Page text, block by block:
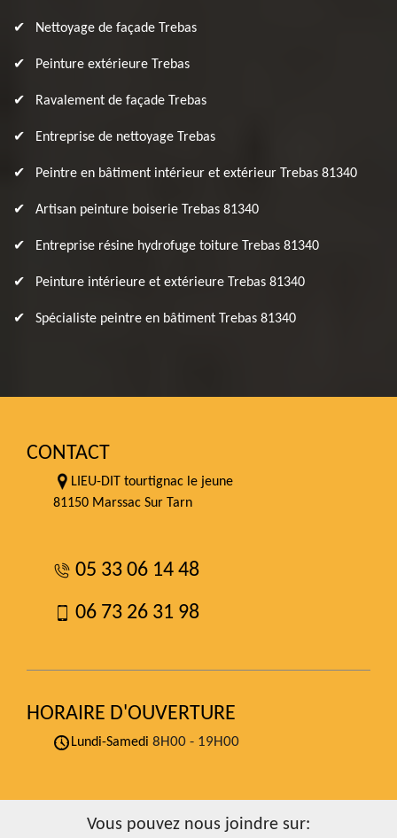
Nettoyage de façade Trebas
Peinture extérieure Trebas
Ravalement de façade Trebas
Entreprise de nettoyage Trebas
Peintre en bâtiment intérieur et extérieur Trebas 81340
Artisan peinture boiserie Trebas 81340
Entreprise résine hydrofuge toiture Trebas 81340
Peinture intérieure et extérieure Trebas 81340
Spécialiste peintre en bâtiment Trebas 81340
CONTACT
LIEU-DIT tourtignac le jeune
81150 Marssac Sur Tarn
05 33 06 14 48
06 73 26 31 98
HORAIRE D'OUVERTURE
Lundi-Samedi 8H00 - 19H00
Vous pouvez nous joindre sur: